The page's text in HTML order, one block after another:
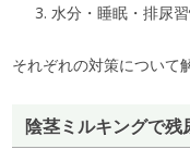
水分・睡眠・排尿
それぞれの対策について
陰茎ミルキングで残